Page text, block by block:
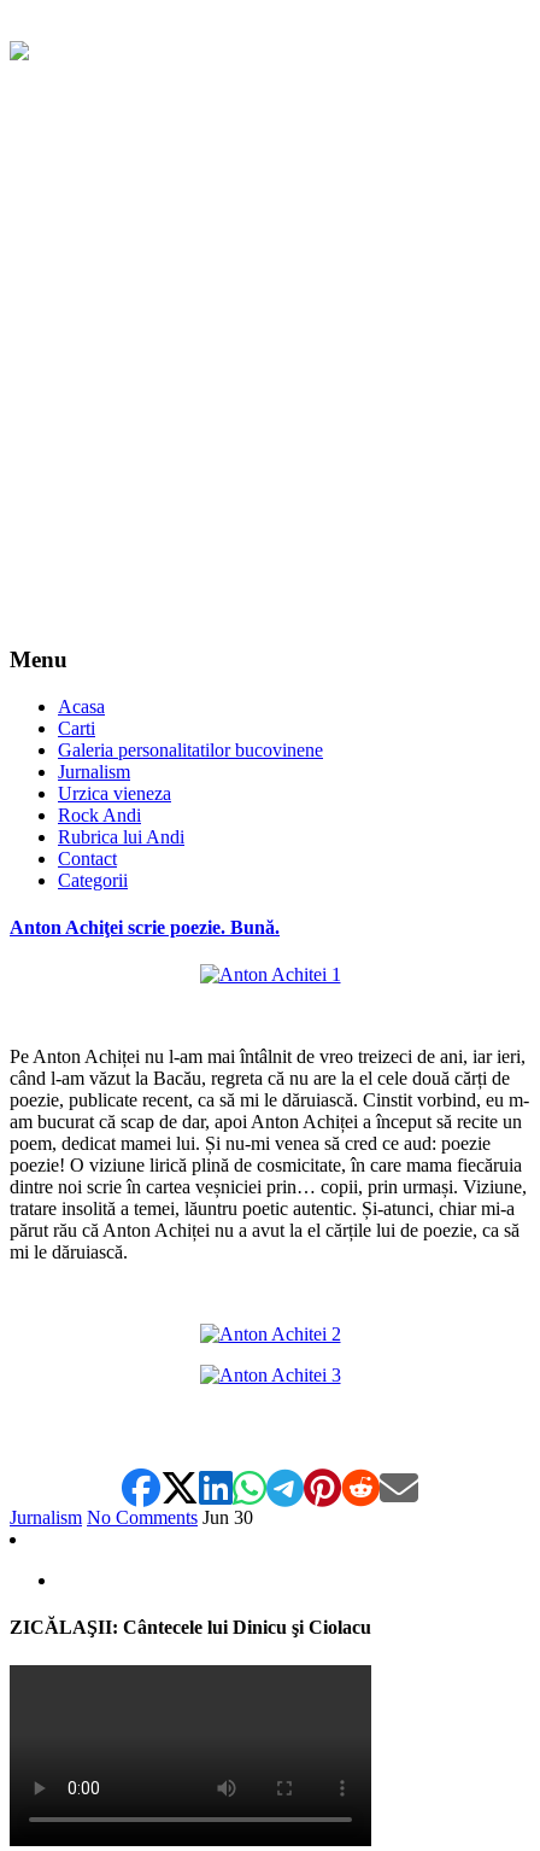
Menu
Acasa
Carti
Galeria personalitatilor bucovinene
Jurnalism
Urzica vieneza
Rock Andi
Rubrica lui Andi
Contact
Categorii
Anton Achiţei scrie poezie. Bună.
Pe Anton Achiței nu l-am mai întâlnit de vreo treizeci de ani, iar ieri,
când l-am văzut la Bacău, regreta că nu are la el cele două cărți de
poezie, publicate recent, ca să mi le dăruiască. Cinstit vorbind, eu m-
am bucurat că scap de dar, apoi Anton Achiței a început să recite un
poem, dedicat mamei lui. Și nu-mi venea să cred ce aud: poezie
poezie! O viziune lirică plină de cosmicitate, în care mama fiecăruia
dintre noi scrie în cartea veșniciei prin… copii, prin urmași. Viziune,
tratare insolită a temei, lăuntru poetic autentic. Și-atunci, chiar mi-a
părut rău că Anton Achiței nu a avut la el cărțile lui de poezie, ca să
mi le dăruiască.
Jurnalism No Comments Jun 30
ZICĂLAŞII: Cântecele lui Dinicu şi Ciolacu